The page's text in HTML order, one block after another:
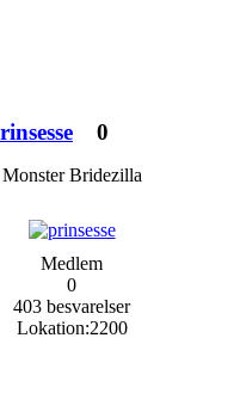
0
Monster Bridezilla
Medlem
0
403 besvarelser
Lokation:2200